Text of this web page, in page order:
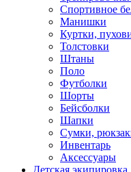
Спортивное
Манишки
Куртки,
Толстовки
Штаны
Поло
Футболки
Шорты
Бейсболки
Шапки
Сумки,
Инвентарь
Аксессуары
Детская экипировка